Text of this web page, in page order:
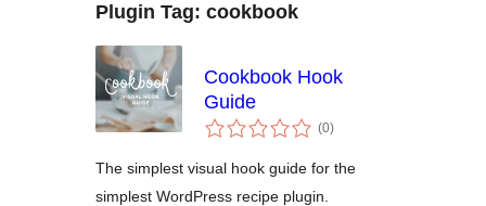
Plugin Tag: cookbook
Cookbook Hook
Guide
(0total
ratings
)
The simplest visual hook guide for the
simplest WordPress recipe plugin.